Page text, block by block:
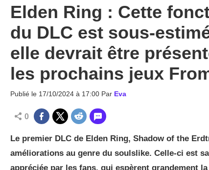
Elden Ring : Cette
du DLC est sous-
elle devrait être
les prochains jeux
Publié le 17/10/2024 à 17:00 Par Eva
0
Le premier DLC de Elden Ring, Shadow of the
améliorations au genre du soulslike. Celle-ci est
appréciée par les fans, qui espèrent grandement